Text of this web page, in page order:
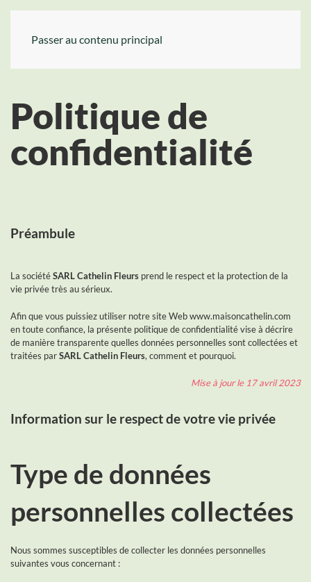
Passer au contenu principal
Politique de
confidentialité
Préambule
La sociétéSARL Cathelin Fleurs prend le respect et la protection de la
vie privée très au sérieux.
Afin que vous puissiez utiliser notre site Web www.maisoncathelin.com
en toute confiance, la présente politique de confidentialité vise à décrire
de manière transparente quelles données personnelles sont collectées et
traitées parSARL Cathelin Fleurs, comment et pourquoi.
Mise à jour le 17 avril 2023
Information sur le respect de votre vie privée
Type de données
personnelles collectées
Nous sommes susceptibles de collecter les données personnelles
suivantes vous concernant :